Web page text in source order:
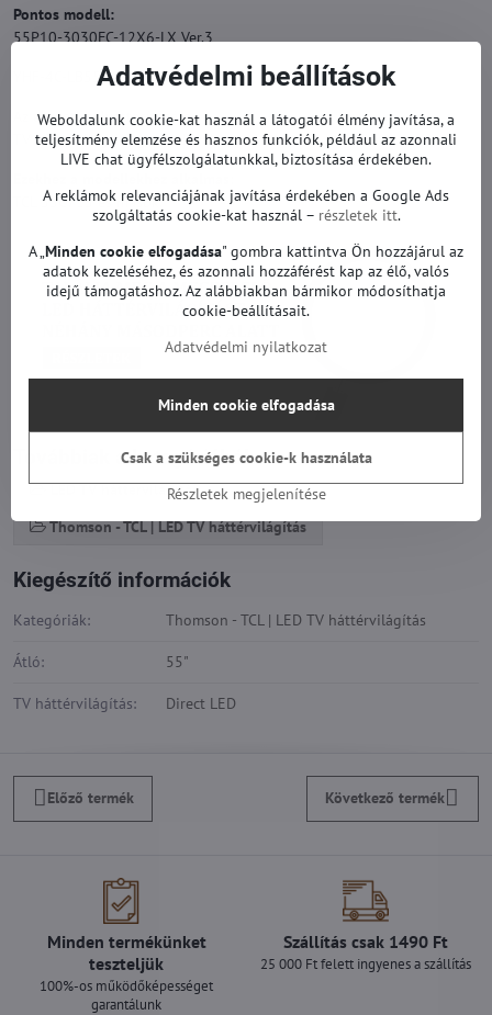
Pontos modell:
55P10-3030FC-12X6-LX Ver.3
YHF-4C-LB5506-YH10J
Az eredeti helyettesítésére.
TV háttérvilágítás garanciával.
TCL 55C715 és mások.
Továbbiak a kategóriából
LED TV háttérvilágítás
Thomson - TCL | LED TV háttérvilágítás
Kiegészítő információk
Kategóriák: Thomson - TCL | LED TV háttérvilágítás
Átló: 55"
TV háttérvilágítás: Direct LED
Előző termék Következő termék
Minden termékünket
teszteljük
100%-os működőképességet
garantálunk
Szállítás csak 1490 Ft
25 000 Ft felett ingyenes a szállítás
Adatvédelmi beállítások
Weboldalunk cookie-kat használ a látogatói élmény javítása, a
teljesítmény elemzése és hasznos funkciók, például az azonnali
LIVE chat ügyfélszolgálatunkkal, biztosítása érdekében.
A reklámok relevanciájának javítása érdekében a Google Ads
szolgáltatás cookie-kat használ – részletek itt.
A „ Minden cookie elfogadása" gombra kattintva Ön hozzájárul az
adatok kezeléséhez, és azonnali hozzáférést kap az élő, valós
idejű támogatáshoz. Az alábbiakban bármikor módosíthatja
cookie-beállításait.
Adatvédelmi nyilatkozat
Részletek megjelenítése
Minden cookie elfogadása
Csak a szükséges cookie-k használata